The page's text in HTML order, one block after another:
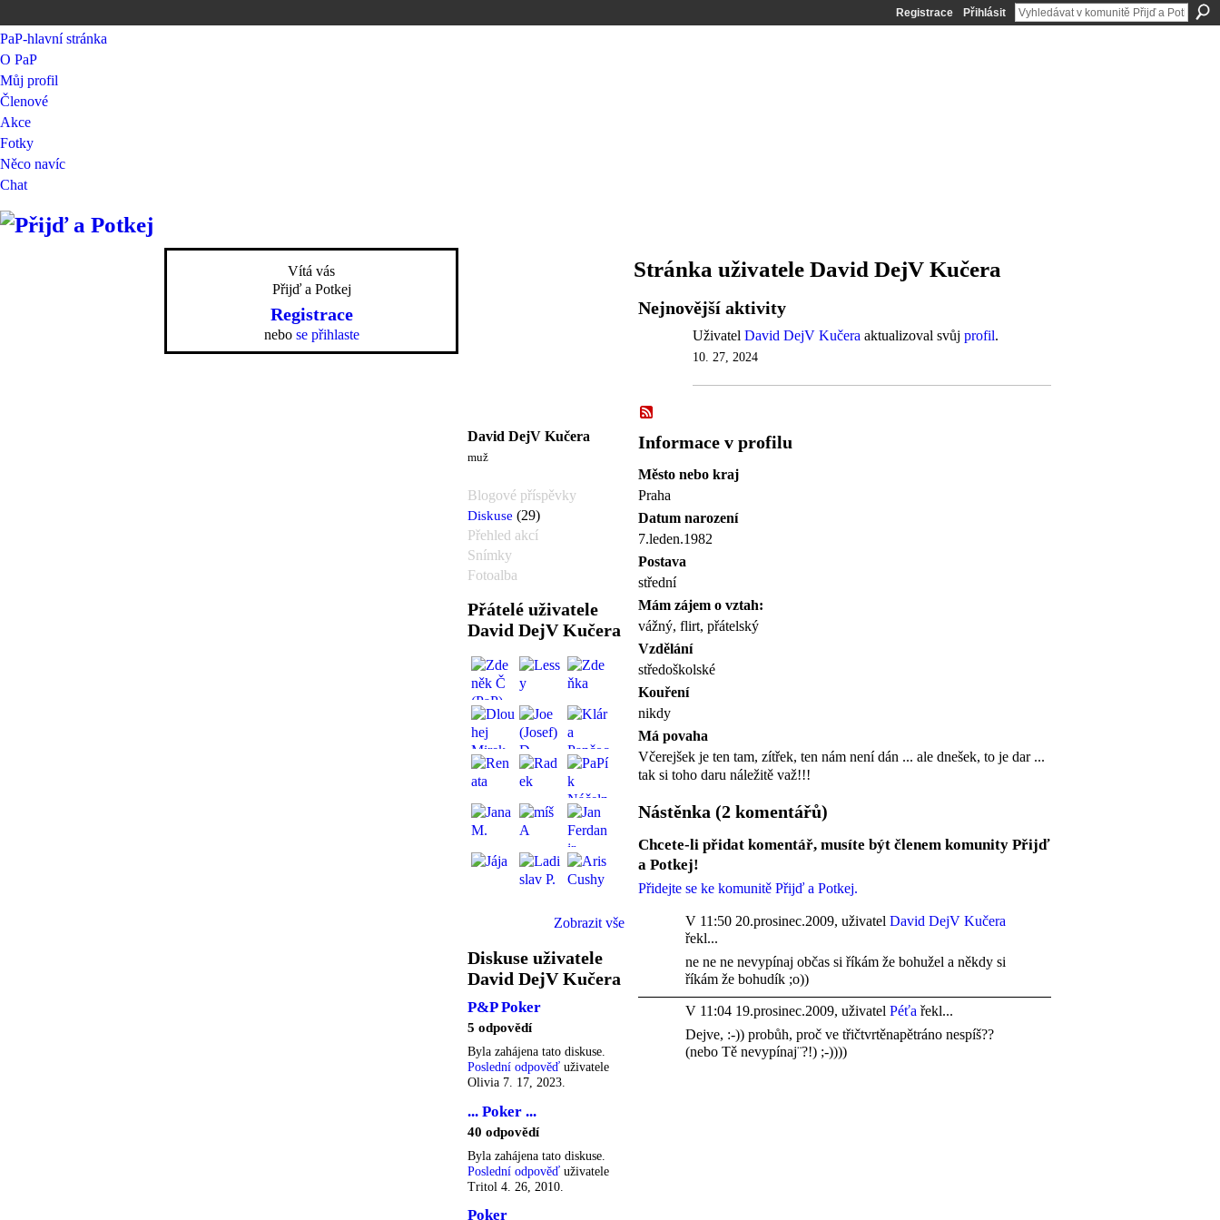
Registrace Přihlásit
PaP-hlavní stránka
O PaP
Můj profil
Členové
Akce
Fotky
Něco navíc
Chat
Vítá vás
Přijď a Potkej
Registrace
nebo se přihlaste
David DejV Kučera
muž
Blogové příspěvky
Diskuse (29)
Přehled akcí
Snímky
Fotoalba
Přátelé uživatele
David DejV Kučera
Zobrazit vše
Diskuse uživatele
David DejV Kučera
P&P Poker
5 odpovědí
Byla zahájena tato diskuse.
Poslední odpověď uživatele
Olivia 7. 17, 2023.
... Poker ...
40 odpovědí
Byla zahájena tato diskuse.
Poslední odpověď uživatele
Tritol 4. 26, 2010.
Poker
Stránka uživatele David DejV Kučera
Nejnovější aktivity
Uživatel David DejV Kučera aktualizoval svůj profil.
10. 27, 2024
Informace v profilu
Město nebo kraj
Praha
Datum narození
7.leden.1982
Postava
střední
Mám zájem o vztah:
vážný, flirt, přátelský
Vzdělání
středoškolské
Kouření
nikdy
Má povaha
Včerejšek je ten tam, zítřek, ten nám není dán ... ale dnešek, to je dar ...
tak si toho daru náležitě važ!!!
Nástěnka (2 komentářů)
Chcete-li přidat komentář, musíte být členem komunity Přijď
a Potkej!
Přidejte se ke komunitě Přijď a Potkej.
V 11:50 20.prosinec.2009, uživatel David DejV Kučera
řekl...
ne ne ne nevypínaj občas si říkám že bohužel a někdy si
říkám že bohudík ;o))
V 11:04 19.prosinec.2009, uživatel Péťa řekl...
Dejve, :-)) probůh, proč ve třičtvrtěnapětráno nespíš??
(nebo Tě nevypínaj¨?!) ;-))))